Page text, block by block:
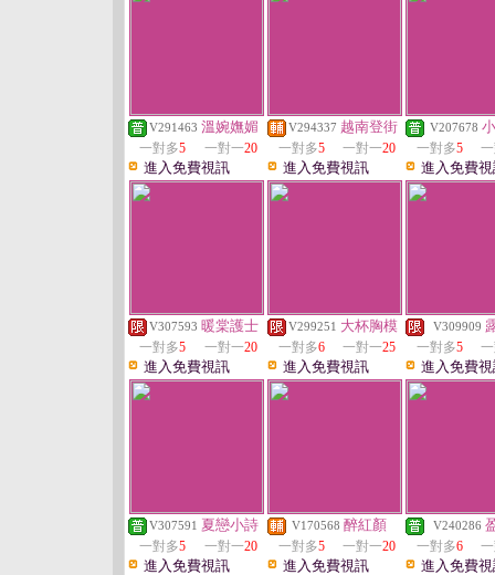
V291463 溫婉嫵媚
一對多5 一對一20
進入免費視訊
V294337 越南登街
一對多5 一對一20
進入免費視訊
V207678
一對多5
進入免費
V307593 暖棠護士
一對多5 一對一20
進入免費視訊
V299251 大杯胸模
一對多6 一對一25
進入免費視訊
V309909
一對多5
進入免費
V307591 夏戀小詩
一對多5 一對一20
進入免費視訊
V170568 醉紅顏
一對多5 一對一20
進入免費視訊
V240286
一對多6
進入免費